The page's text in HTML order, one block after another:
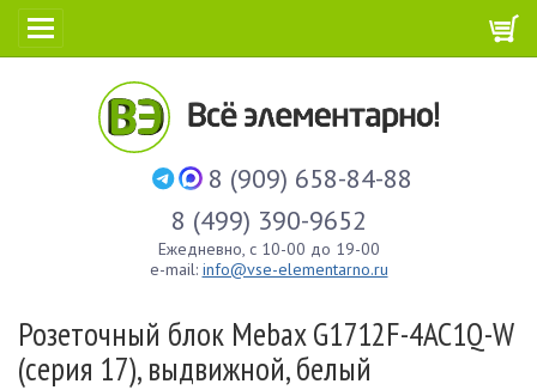
8 (909) 658-84-88
8 (499) 390-9652
Ежедневно, с 10-00 до 19-00
e-mail: info@vse-elementarno.ru
Розеточный блок Mebax G1712F-4AC1Q-W
(серия 17), выдвижной, белый